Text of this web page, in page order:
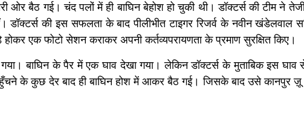
ओर बैठ गई। चंद पलों में ही बाघिन बेहोश हो चुकी थी। डॉक्टर्स की टीम ने
डॉक्टर्स की इस सफलता के बाद पीलीभीत टाइगर रिजर्व के नवीन खंडेलवाल
एक फोटो सेशन कराकर अपनी कर्तव्यपरायणता के प्रमाण सुरक्षित किए।
गया। बाघिन के पैर में एक घाव देखा गया। लेकिन डॉक्टर्स के मुताबिक इस घाव
के कुछ देर बाद ही बाघिन होश में आकर बैठ गई। जिसके बाद उसे कानपुर ज़ू